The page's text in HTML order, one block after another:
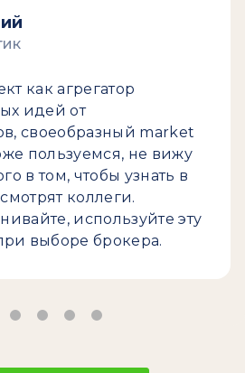
как агрегатор
идей от
своеобразный market
пользуемся, не вижу
в том, чтобы узнать в
коллеги.
используйте эту
выборе брокера.